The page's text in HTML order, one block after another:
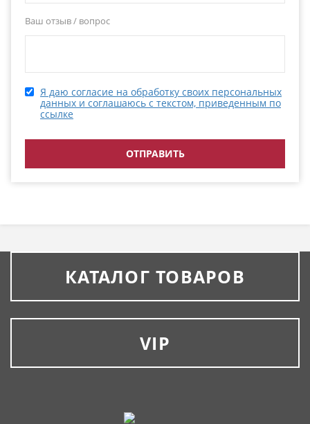
Ваш отзыв / вопрос
Я даю согласие на обработку своих персональных
данных и соглашаюсь с текстом, приведенным по
ссылке
КАТАЛОГ ТОВАРОВ
VIP